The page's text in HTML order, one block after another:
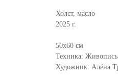
Холст, масло
2025 г.
50х60 см
Техника: Живопись
Художник: Алёна